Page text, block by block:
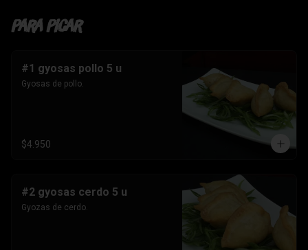
-1 Bebida
    Coca Cola sin azúcar 1.5 ltros
Para Picar
#1 gyosas pollo 5 u
Gyosas de pollo.
$4.950
#2 gyosas cerdo 5 u
Gyozas de cerdo.